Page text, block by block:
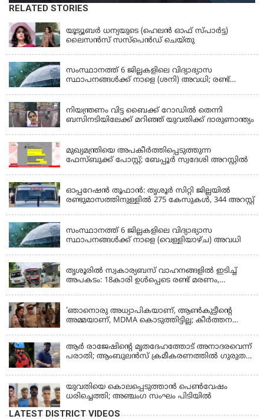
RELATED STORIES
KERALA
യൂട്യൂബർ ധന്യയുടെ (ഹെലൻ ഓഫ് സ്പാർട്ട)
ലൈസൻസ് സസ്‌പെൻഡ് ചെയ്തു
സംസ്ഥാനത്ത് 6 ജില്ലകളിലെ വിദ്യാഭ്യാസ
സ്ഥാപനങ്ങൾക്ക് നാളെ (ശനി) അവധി; രണ്ട്
നിയന്ത്രണം വിട്ട ബൈക്ക് റോഡിൽ തെന്നി
ബസിനടിയിലേക്ക് മറിഞ്ഞ് യുവതിക്ക് ദാരുണാന്ത്യം
മുഖ്യമന്ത്രിയെ അപകീർത്തിപ്പെടുത്തുന്ന
ഫേസ്‌ബുക്ക് പോസ്റ്റ്; ബേപ്പൂർ സ്വദേശി അറസ്റ്റിൽ
ഓപ്പറേഷൻ തൂഫാൻ: തൃശൂർ സിറ്റി ജില്ലയിൽ
രണ്ടുമാസത്തിനുള്ളിൽ 275 കേസുകൾ, 344 അറസ്റ്റ്
സംസ്ഥാനത്ത് 6 ജില്ലകളിലെ വിദ്യാഭ്യാസ
സ്ഥാപനങ്ങൾക്ക് നാളെ (വെള്ളിയാഴ്ച) അവധി
തൃശൂരിൽ സ്വകാര്യബസ് വാഹനങ്ങളില്‍ ഇടിച്ച്
അപകടം: 18കാരി ഉൾപ്പെടെ രണ്ട് മരണം,
'ഞാനൊരു അധ്യാപികയാണ്, ആണ്‍കുട്ടീന്റെ
അമ്മയാണ്‌, MDMA കൊടുത്തിട്ടില്ല; കീർത്തന
ആര്‍ രാജേഷിന്റെ മൃതദേഹത്തോട് അനാദരവെന്ന്
പരാതി; ആംബുലന്‍സ് ക്രമീകരണത്തില്‍ ഗുരുതര
ഫ്രീസര്‍ സംവിധാനം ഇല്ലാതെയെന്നും ആരോപണം
യുവതിയെ കൊലപ്പെടുത്താൻ പെൺവേഷം
ധരിച്ചെത്തി; അഞ്ചംഗ സംഘം പിടിയിൽ
LATEST DISTRICT VIDEOS